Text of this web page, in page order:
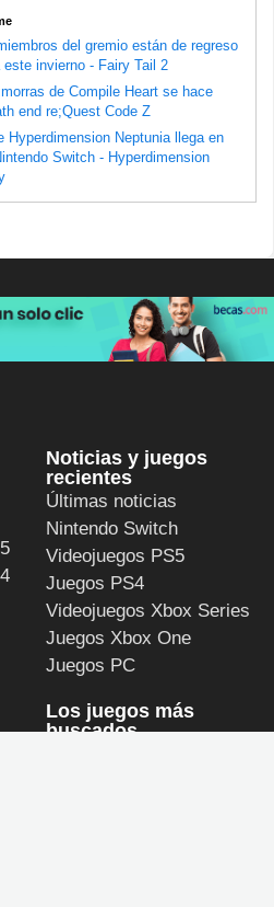
del gremio están de regreso
invierno - Fairy Tail 2
de Compile Heart se hace
end re;Quest Code Z
Hyperdimension Neptunia llega en
Switch - Hyperdimension
Noticias y juegos
recientes
Últimas noticias
Nintendo Switch
Videojuegos PS5
Juegos PS4
Videojuegos Xbox Series
Juegos Xbox One
Juegos PC
Los juegos más
buscados